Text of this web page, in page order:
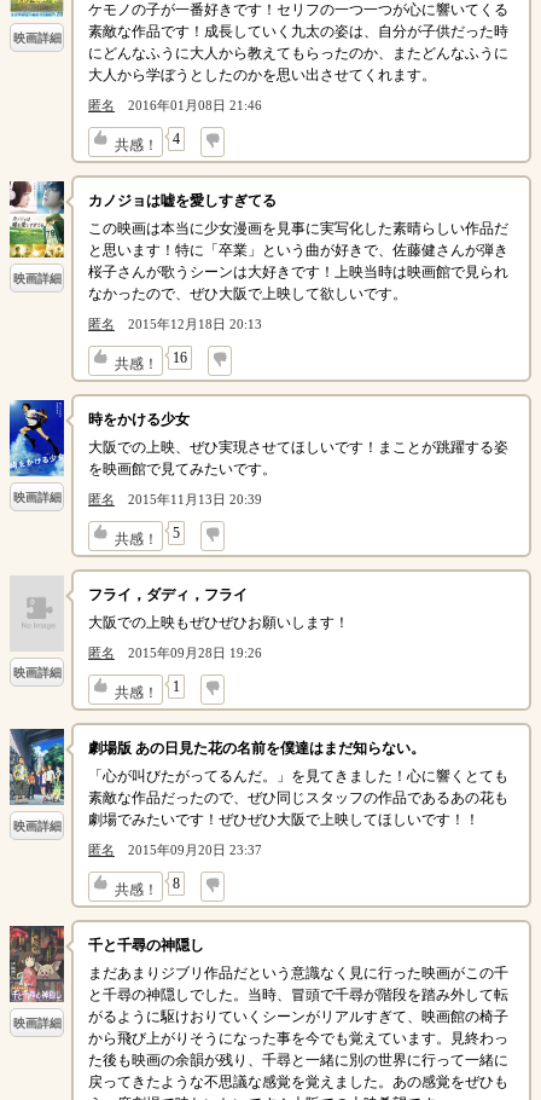
映画詳細
ケモノの子が一番好きです！セリフの一つ一つが心に響いてくる
素敵な作品です！成長していく九太の姿は、自分が子供だった時
にどんなふうに大人から教えてもらったのか、またどんなふうに
大人から学ぼうとしたのかを思い出させてくれます。
匿名 2016年01月08日 21:46
共感！ 4
↓
映画詳細
カノジョは嘘を愛しすぎてる
この映画は本当に少女漫画を見事に実写化した素晴らしい作品だ
と思います！特に「卒業」という曲が好きで、佐藤健さんが弾き
桜子さんが歌うシーンは大好きです！上映当時は映画館で見られ
なかったので、ぜひ大阪で上映して欲しいです。
匿名 2015年12月18日 20:13
共感！ 16
↓
映画詳細
時をかける少女
大阪での上映、ぜひ実現させてほしいです！まことが跳躍する姿
を映画館で見てみたいです。
匿名 2015年11月13日 20:39
共感！ 5
↓
映画詳細
フライ，ダディ，フライ
大阪での上映もぜひぜひお願いします！
匿名 2015年09月28日 19:26
共感！ 1
↓
映画詳細
劇場版 あの日見た花の名前を僕達はまだ知らない。
「心が叫びたがってるんだ。」を見てきました！心に響くとても
素敵な作品だったので、ぜひ同じスタッフの作品であるあの花も
劇場でみたいです！ぜひぜひ大阪で上映してほしいです！！
匿名 2015年09月20日 23:37
共感！ 8
↓
映画詳細
千と千尋の神隠し
まだあまりジブリ作品だという意識なく見に行った映画がこの千
と千尋の神隠しでした。当時、冒頭で千尋が階段を踏み外して転
がるように駆けおりていくシーンがリアルすぎて、映画館の椅子
から飛び上がりそうになった事を今でも覚えています。見終わっ
た後も映画の余韻が残り、千尋と一緒に別の世界に行って一緒に
戻ってきたような不思議な感覚を覚えました。あの感覚をぜひも